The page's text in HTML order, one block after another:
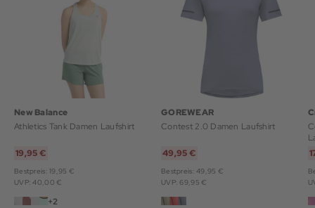
New Balance
Athletics Tank Damen Laufshirt
19,95 €
Bestpreis: 19,95 €
UVP: 40,00 €
+2
GOREWEAR
Contest 2.0 Damen Laufshirt
49,95 €
Bestpreis: 49,95 €
UVP: 69,95 €